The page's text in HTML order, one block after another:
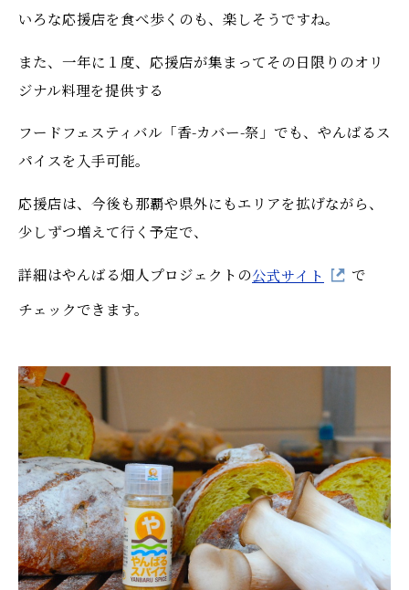
いろな応援店を食べ歩くのも、楽しそうですね。
また、一年に１度、応援店が集まってその日限りのオリ
ジナル料理を提供する
フードフェスティバル「香-カバー-祭」でも、やんばるス
パイスを入手可能。
応援店は、今後も那覇や県外にもエリアを拡げながら、
少しずつ増えて行く予定で、
詳細はやんばる畑人プロジェクトの公式サイト
で
チェックできます。